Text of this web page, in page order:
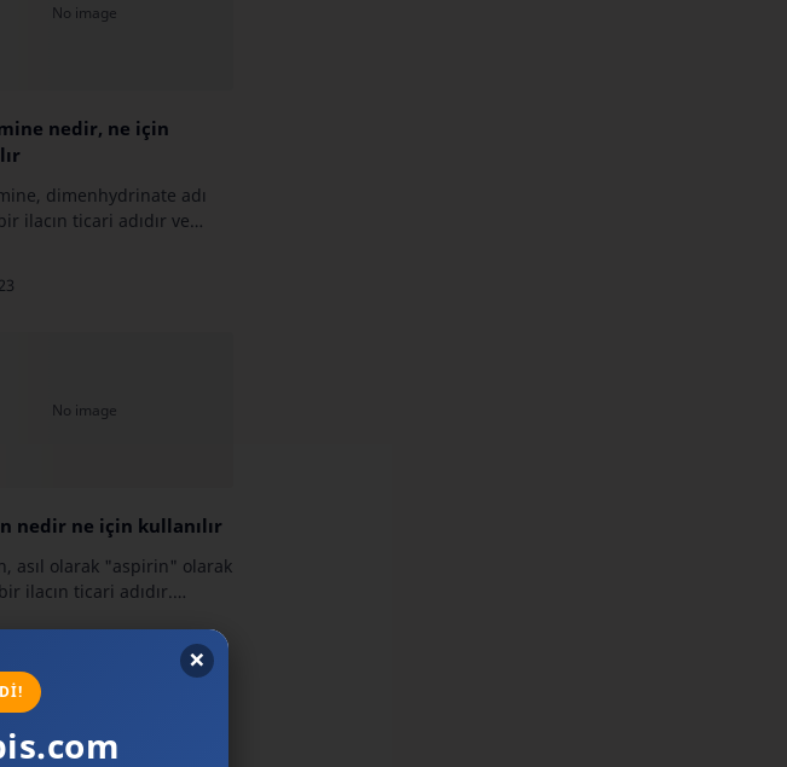
nedir, ne için
dimenhydrinate adı
ilacın ticari adıdır ve
bir ilaçtır. Ayrıc…
nedir ne için kullanılır
asıl olarak "aspirin" olarak
ilacın ticari adıdır.
içerir ve ağrı kesici, ateş
ve iltiha…